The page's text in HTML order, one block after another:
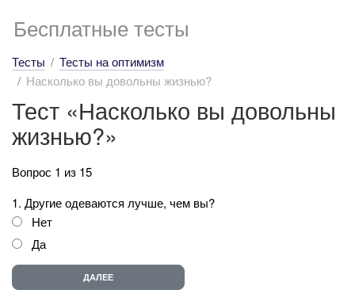
Бесплатные тесты
Тесты
Тесты на оптимизм
Насколько вы довольны жизнью?
Тест «Насколько вы довольны
жизнью?»
Вопрос 1 из 15
1. Другие одеваются лучше, чем вы?
Нет
Да